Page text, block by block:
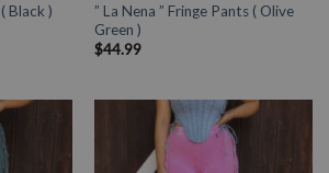
Black )
” La Nena ” Fringe Pants ( Olive
Green )
$44.99